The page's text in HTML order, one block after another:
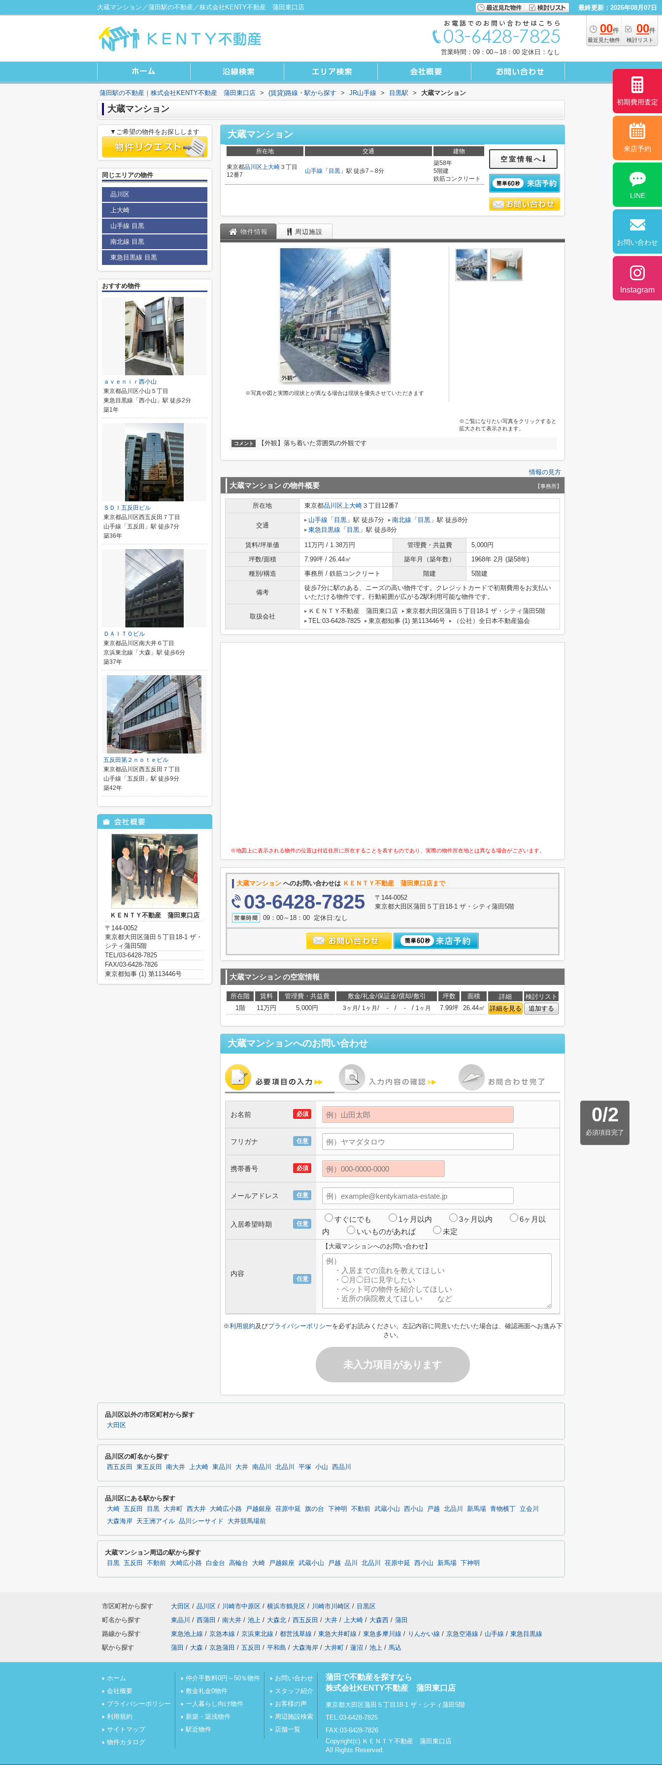
大蔵マンション／蒲田駅の不動産／株式会社KENTY不動産 蒲田東口店 最終更新：2026年08月07日
00件
最近見た物件
00件
検討リスト
営業時間：09：00～18：00 定休日：なし
蒲田駅の不動産｜株式会社KENTY不動産 蒲田東口店 > (賃貸)路線・駅から探す > JR山手線 > 目黒駅 > 大蔵マンション
大蔵マンション
大蔵マンション
所在地 交通 建物
東京都品川区上大崎 ３丁目
12番7
山手線 「 目黒 」駅 徒歩7～8分
築58年
5階建
鉄筋コンクリート
空室情報へ
物件情報 周辺施設
※写真や図と実際の現状とが異なる場合は現状を優先させていただきます
※ご覧になりたい写真をクリックすると
拡大されて表示されます。
コメント 【外観】落ち着いた雰囲気の外観です
情報の見方
大蔵マンションの物件概要 【事務所】
所在地 東京都品川区上大崎 ３丁目12番7
交通
山手線 「 目黒 」駅 徒歩7分 南北線 「 目黒 」駅 徒歩8分
東急目黒線 「 目黒 」駅 徒歩8分
賃料/坪単価 11万円 / 1.38万円 管理費・共益費
5,000円
坪数/面積
7.99坪 / 26.44㎡ 築年月（築年数）
1968年 2月 (築58年)
種別/構造
事務所 / 鉄筋コンクリート 階建 5階建
備考
徒歩7分に駅のある、ニーズの高い物件です。クレジットカードで初期費用をお支払い
いただける物件です。行動範囲が広がる2駅利用可能な物件です。
取扱会社
ＫＥＮＴＹ不動産 蒲田東口店
東京都大田区蒲田５丁目18-1 ザ・シティ蒲田5階
TEL:03-6428-7825
東京都知事 (1) 第113446号 （公社）全日本不動産協会
※地図上に表示される物件の位置は付近住所に所在することを表すものであり、実際の物件所在地とは異なる場合がございます。
大蔵マンション へのお問い合わせは ＫＥＮＴＹ不動産 蒲田東口店まで
03-6428-7825
〒144-0052
東京都大田区蒲田５丁目18-1 ザ・シティ蒲田5階
09：00～18：00 定休日:なし
大蔵マンションの空室情報
所在階 賃料 管理費・共益費 敷金/礼金/保証金/償却/敷引 坪数 面積 詳細
検討リスト
1階
11万円 5,000円 3ヶ月 / 1ヶ月 / - / - / 1ヶ月 7.99坪 26.44㎡ 詳細を見る 追加する
大蔵マンションへのお問い合わせ
0/2
必須項目完了
必須
お名前
任意
フリガナ
必須
携帯番号
任意
メールアドレス
任意
入居希望時期
すぐにでも 1ヶ月以内 3ヶ月以内
6ヶ月以
内
いいものがあれば 未定
任意
内容
【大蔵マンションへのお問い合わせ】
※利用規約及びプライバシーポリシーを必ずお読みください。左記内容に同意いただいた場合は、確認画面へお進み下
さい。
未入力項目があります
▼ご希望の物件をお探しします
同じエリアの物件
品川区
上大崎
山手線 目黒
南北線 目黒
東急目黒線 目黒
おすすめ物件
ａｖｅｎｉｒ西小山
東京都品川区小山５丁目
東急目黒線「西小山」駅 徒歩2分
築1年
ＳＤＩ五反田ビル
東京都品川区西五反田７丁目
山手線「五反田」駅 徒歩7分
築36年
ＤＡＩＴＯビル
東京都品川区南大井６丁目
京浜東北線「大森」駅 徒歩6分
築37年
五反田第２ｎｏｔｅビル
東京都品川区西五反田７丁目
山手線「五反田」駅 徒歩9分
築42年
ＫＥＮＴＹ不動産 蒲田東口店
〒144-0052
東京都大田区蒲田５丁目18-1 ザ・
シティ蒲田5階
TEL/03-6428-7825
FAX/03-6428-7826
東京都知事 (1) 第113446号
品川区以外の市区町村から探す
大田区
品川区の町名から探す
西五反田 東五反田 南大井 上大崎 東品川 大井 南品川 北品川 平塚 小山 西品川
品川区にある駅から探す
大崎 五反田 目黒 大井町 西大井 大崎広小路 戸越銀座 荏原中延 旗の台 下神明 不動前 武蔵小山 西小山 戸越 北品川 新馬場 青物横丁
立会川
大森海岸
天王洲アイル 品川シーサイド 大井競馬場前
大蔵マンション周辺の駅から探す
目黒 五反田 不動前 大崎広小路 白金台 高輪台 大崎 戸越銀座 武蔵小山 戸越 品川 北品川 荏原中延 西小山 新馬場 下神明
市区町村から探す 大田区 / 品川区 / 川崎市中原区 / 横浜市鶴見区 / 川崎市川崎区 / 目黒区
町名から探す
東品川 / 西蒲田 / 南大井 / 池上 / 大森北 / 西五反田 / 大井 / 上大崎 / 大森西 / 蒲田
路線から探す
東急池上線 / 京急本線 / 京浜東北線 / 都営浅草線 / 東急大井町線 / 東急多摩川線 / りんかい線 / 京急空港線 / 山手線 / 東急目黒線
駅から探す
蒲田 / 大森 / 京急蒲田 / 五反田 / 平和島 / 大森海岸 / 大井町 / 蓮沼 / 池上 / 馬込
ホーム
会社概要
プライバシーポリシー
利用規約
サイトマップ
物件カタログ
仲介手数料0円～50％物件
敷金礼金0物件
一人暮らし向け物件
新築・築浅物件
駅近物件
お問い合わせ
スタッフ紹介
お客様の声
周辺施設検索
店舗一覧
蒲田で不動産を探すなら
株式会社KENTY不動産 蒲田東口店
東京都大田区蒲田５丁目18-1 ザ・シティ蒲田5階
TEL:03-6428-7825
FAX:03-6428-7826
Copyright(c) ＫＥＮＴＹ不動産 蒲田東口店
All Rights Reserved.
初期費用査定
来店予約
LINE
お問い合わせ
Instagram